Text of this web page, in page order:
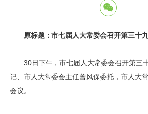
原标题：市七届人大常委会召开第三十
30日下午，市七届人大常委会召开第三
记、市人大常委会主任曾风保委托，市人大
会议。